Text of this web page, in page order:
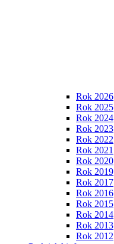
Rok 2026
Rok 2025
Rok 2024
Rok 2023
Rok 2022
Rok 2021
Rok 2020
Rok 2019
Rok 2017
Rok 2016
Rok 2015
Rok 2014
Rok 2013
Rok 2012